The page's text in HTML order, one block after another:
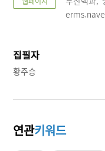
집필자
황주승
연관키워드